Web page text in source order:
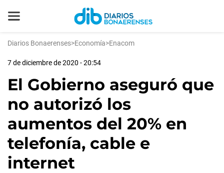
Diarios Bonaerenses>Economía>Enacom
7 de diciembre de 2020 - 20:54
El Gobierno aseguró que
no autorizó los
aumentos del 20% en
telefonía, cable e
internet